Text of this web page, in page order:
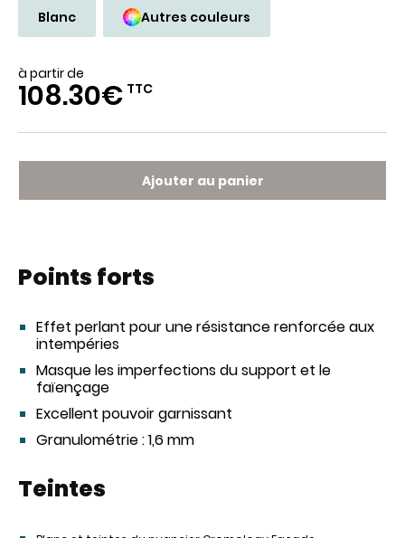
Blanc Autres couleurs
à partir de
108.30€ TTC
Ajouter au panier
Points forts
Effet perlant pour une résistance renforcée aux
intempéries
Masque les imperfections du support et le
faïençage
Excellent pouvoir garnissant
Granulométrie : 1,6 mm
Teintes